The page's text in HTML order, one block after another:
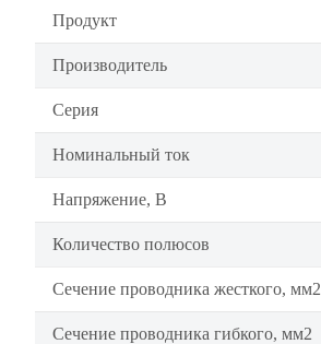
Продукт
Производитель
Серия
Номинальный ток
Напряжение, В
Количество полюсов
Сечение проводника жесткого, мм2
Сечение проводника гибкого, мм2